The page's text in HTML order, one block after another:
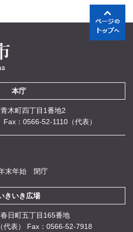
本庁
木町四丁目1番地2
Fax：0566-52-1110（代表）
末年始 閉庁
きいき広場
日町五丁目165番地
表） Fax：0566-52-7918